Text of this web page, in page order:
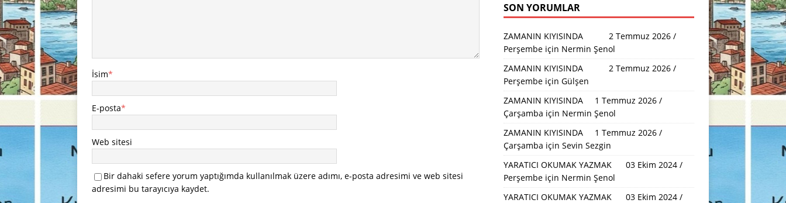
İsim*
E-posta*
Web sitesi
Bir dahaki sefere yorum yaptığımda kullanılmak üzere adımı, e-posta adresimi ve web sitesi
adresimi bu tarayıcıya kaydet.
SON YORUMLAR
ZAMANIN KIYISINDA 2 Temmuz 2026 /
Perşembeiçin Nermin Şenol
ZAMANIN KIYISINDA 2 Temmuz 2026 /
Perşembeiçin Gülşen
ZAMANIN KIYISINDA 1 Temmuz 2026 /
Çarşamba için Nermin Şenol
ZAMANIN KIYISINDA 1 Temmuz 2026 /
Çarşamba için Sevin Sezgin
YARATICI OKUMAK YAZMAK 03 Ekim 2024 /
Perşembeiçin Nermin Şenol
YARATICI OKUMAK YAZMAK 03 Ekim 2024 /